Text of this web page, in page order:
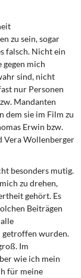
zu sein, sogar
falsch. Nicht ein
mich
sind, nicht
nur Personen
Mandanten
dem sie im Film zu
Erwin bzw.
Vera Wollenberger
besonders mutig.
zu drehen,
gehört. Es
Beiträgen
getroffen wurden.
Im
wie ich mein
für meine